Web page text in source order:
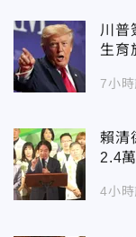
川普
生育
7小時
賴清
2.4
4小時